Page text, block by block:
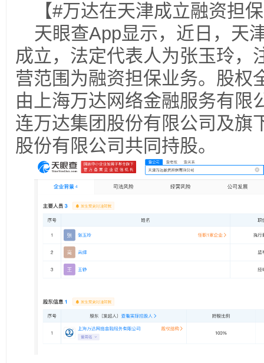
【#万达在天津成立融资担
天眼查App显示，近日，天
成立，法定代表人为张玉玲，
营范围为融资担保业务。股权
由上海万达网络金融服务有限
连万达集团股份有限公司及旗
股份有限公司共同持股。